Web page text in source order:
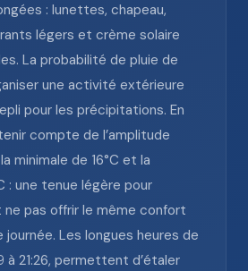
: lunettes, chapeau,
légers et crème solaire
La probabilité de pluie de
une activité extérieure
pour les précipitations. En
compte de l’amplitude
minimale de 16°C et la
: une tenue légère pour
ne pas offrir le même confort
Les longues heures de
à 21:26, permettent d’étaler